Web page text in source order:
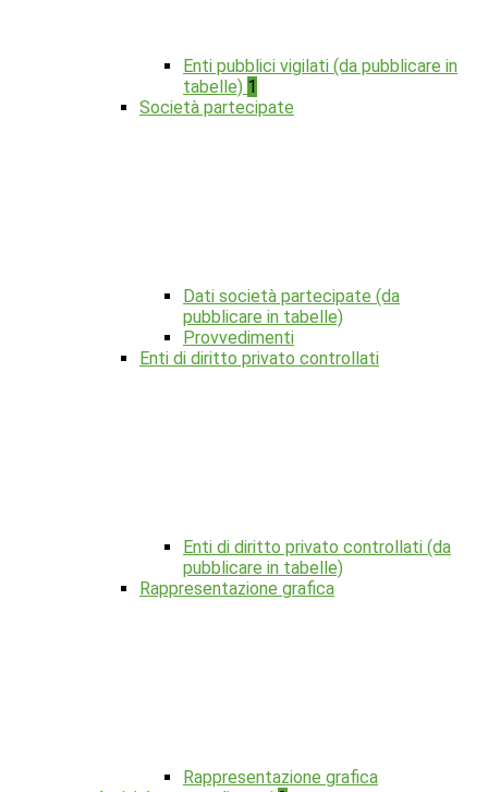
Enti pubblici vigilati (da pubblicare in
tabelle) 1
Società partecipate
Dati società partecipate (da
pubblicare in tabelle)
Provvedimenti
Enti di diritto privato controllati
Enti di diritto privato controllati (da
pubblicare in tabelle)
Rappresentazione grafica
Rappresentazione grafica